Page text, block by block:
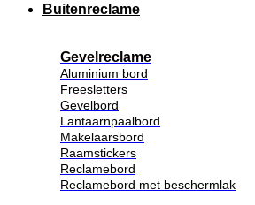
Buitenreclame
Gevelreclame
Aluminium bord
Freesletters
Gevelbord
Lantaarnpaalbord
Makelaarsbord
Raamstickers
Reclamebord
Reclamebord met beschermlak